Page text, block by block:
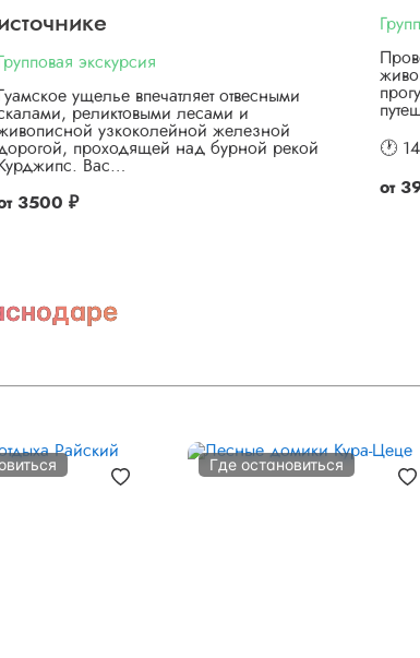
Групповая экскурсия
Гуамское ущелье впечатляет отвесными
реликтовыми лесами и
узкоколейной железной
проходящей над бурной рекой
Курджипс. Вас…
3500 ₽
🕐
от
Где остановиться